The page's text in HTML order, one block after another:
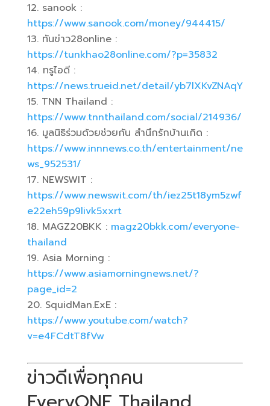
sanook :
https://www.sanook.com/money/944415/
ทันข่าว28online :
https://tunkhao28online.com/?p=35832
ทรูไอดี :
https://news.trueid.net/detail/yb7lXKvZNAqY
TNN Thailand :
https://www.tnnthailand.com/social/214936/
มูลนิธิร่วมด้วยช่วยกัน สำนึกรักบ้านเกิด :
https://www.innnews.co.th/entertainment/ne
ws_952531/
NEWSWIT :
https://www.newswit.com/th/iez25t18ym5zwf
e22eh59p9livk5xxrt
MAGZ20BKK : magz20bkk.com/everyone-
thailand
Asia Morning :
https://www.asiamorningnews.net/?
page_id=2
SquidMan.ExE :
https://www.youtube.com/watch?
v=e4FCdtT8fVw
ข่าวดีเพื่อทุกคน